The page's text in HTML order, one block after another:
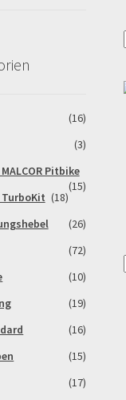
(16)
(3)
Pitbike
(15)
(18)
(26)
(72)
(10)
(19)
(16)
(15)
(17)